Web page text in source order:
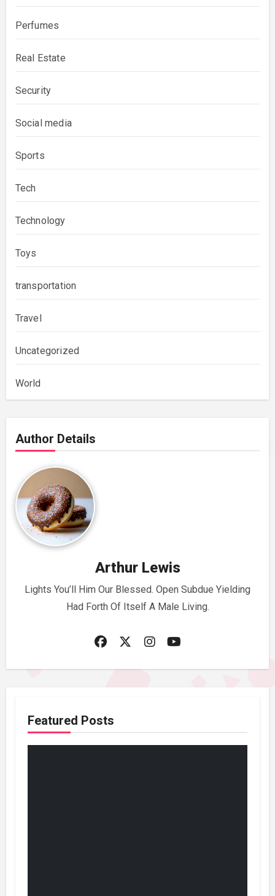
Perfumes
Real Estate
Security
Social media
Sports
Tech
Technology
Toys
transportation
Travel
Uncategorized
World
Author Details
Arthur Lewis
Lights You’ll Him Our Blessed. Open Subdue Yielding
Had Forth Of Itself A Male Living.
Featured Posts